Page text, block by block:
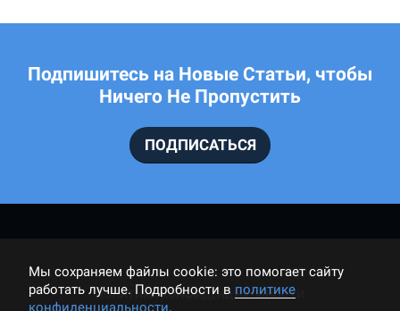
Подпишитесь на Новые Статьи, чтобы
Ничего Не Пропустить
ПОДПИСАТЬСЯ
ПОЛИТИКА КОНФИДЕНЦИАЛЬНОСТИ
Мы cохраняем файлы cookie: это помогает сайту
работать лучше. Подробности в политике
конфиденциальности.